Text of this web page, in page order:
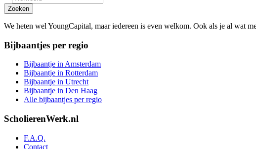
Zoeken
We heten wel YoungCapital, maar iedereen is even welkom. Ook als je al wat
Bijbaantjes per regio
Bijbaantje in Amsterdam
Bijbaantje in Rotterdam
Bijbaantje in Utrecht
Bijbaantje in Den Haag
Alle bijbaantjes per regio
ScholierenWerk.nl
F.A.Q.
Contact